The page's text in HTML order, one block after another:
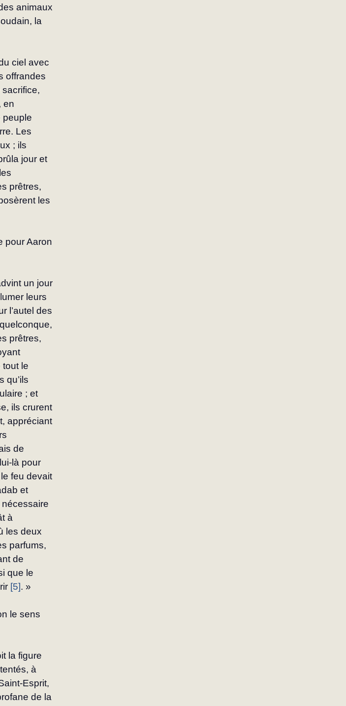
animaux
la
ciel avec
offrandes
sacrifice,
en
peuple
Les
; ils
jour et
prêtres,
les
pour Aaron
un jour
leurs
l’autel des
prêtres,
tout le
qu’ils
; et
ils crurent
appréciant
de
là pour
feu devait
et
nécessaire
à
les deux
parfums,
de
que le
[5]. »
le sens
la figure
à
Esprit,
de la